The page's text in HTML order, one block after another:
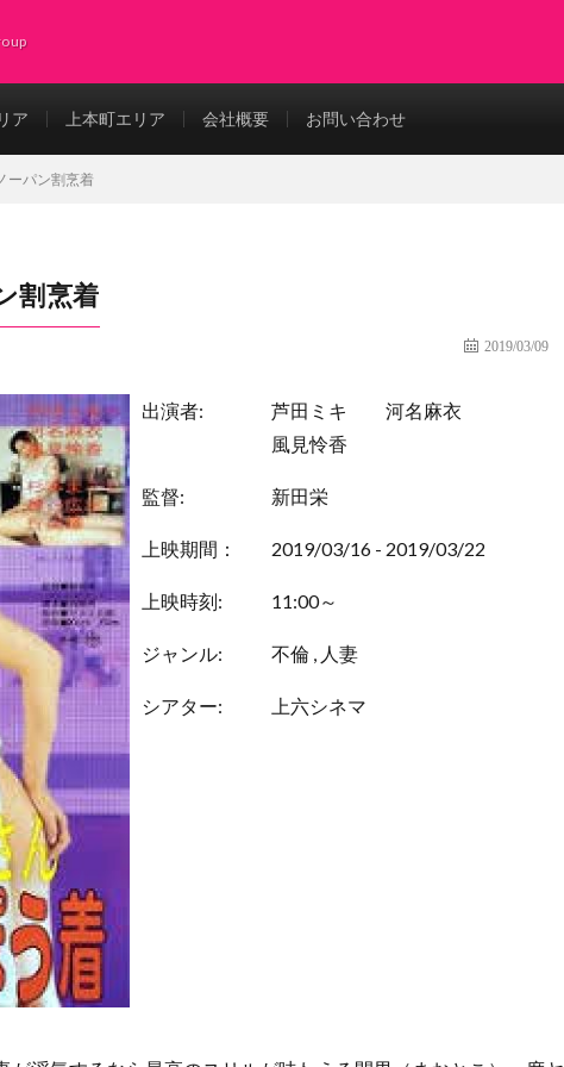
ア 上本町エリア 会社概要 お問い合わせ
パン割烹着
割烹着
2019/03/09
出演者: 芦田ミキ
河名麻衣
風見怜香
監督: 新田栄
上映期間： 2019/03/16 - 2019/03/22
上映時刻: 11:00～
ジャンル: 不倫 , 人妻
シアター: 上六シネマ